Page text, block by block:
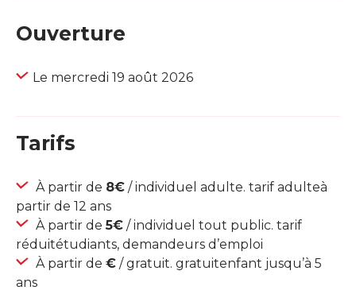
Ouverture
Le mercredi 19 août 2026
Tarifs
À partir de 8€ / individuel adulte. tarif adulteà
partir de 12 ans
À partir de5€ / individuel tout public. tarif
réduitétudiants, demandeurs d’emploi
À partir de € / gratuit. gratuitenfant jusqu’à 5
ans